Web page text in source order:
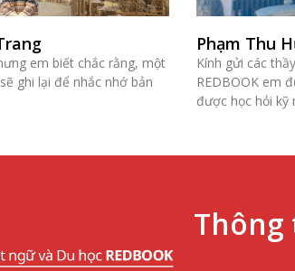
em biết chắc rằng, một
ghi lại để nhắc nhớ bản
Phạm Thu
Kính gửi các
REDBOOK em
được học hỏi kỹ
Thông